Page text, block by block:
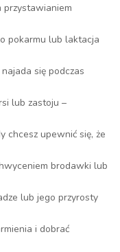
przystawianiem
pokarmu lub laktacja
się podczas
lub zastoju –
chcesz upewnić się, że
brodawki lub
lub jego przyrosty
i dobrać